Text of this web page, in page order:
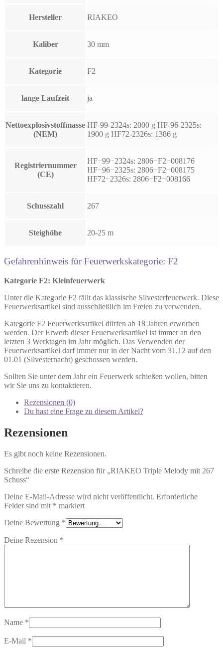
Hersteller RIAKEO
Kaliber 30 mm
Kategorie F2
lange Laufzeit ja
Nettoexplosivstoffmasse
(NEM)
HF-99-2324s: 2000 g HF-96-2325s:
1900 g HF72-2326s: 1386 g
Registriernummer
(CE)
HF−99−2324s: 2806−F2−008176
HF−96−2325s: 2806−F2−008175
HF72−2326s: 2806−F2−008166
Schusszahl 267
Steighöhe 20-25 m
Gefahrenhinweis für Feuerwerkskategorie: F2
Kategorie F2: Kleinfeuerwerk
Unter die Kategorie F2 fällt das klassische Silvesterfeuerwerk. Diese
Feuerwerksartikel sind ausschließlich im Freien zu verwenden.
Kategorie F2 Feuerwerksartikel dürfen ab 18 Jahren erworben
werden. Der Erwerb dieser Feuerwerksartikel ist immer an den
letzten 3 Werktagen im Jahr möglich. Das Verwenden der
Feuerwerksartikel darf immer nur in der Nacht vom 31.12 auf den
01.01 (Silvesternacht) geschossen werden.
Sollten Sie unter dem Jahr ein Feuerwerk schießen wollen, bitten
wir Sie uns zu kontaktieren.
Rezensionen (0)
Du hast eine Frage zu diesem Artikel?
Rezensionen
Es gibt noch keine Rezensionen.
Schreibe die erste Rezension für „RIAKEO Triple Melody mit 267
Schuss“
Deine E-Mail-Adresse wird nicht veröffentlicht. Erforderliche
Felder sind mit * markiert
Deine Bewertung *
Deine Rezension *
Name *
E-Mail *